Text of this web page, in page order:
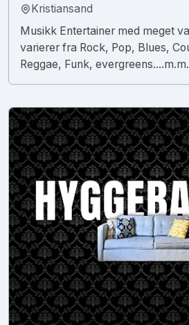
Kristiansand
Musikk Entertainer med meget
varierer fra Rock, Pop, Blues,
Reggae, Funk,